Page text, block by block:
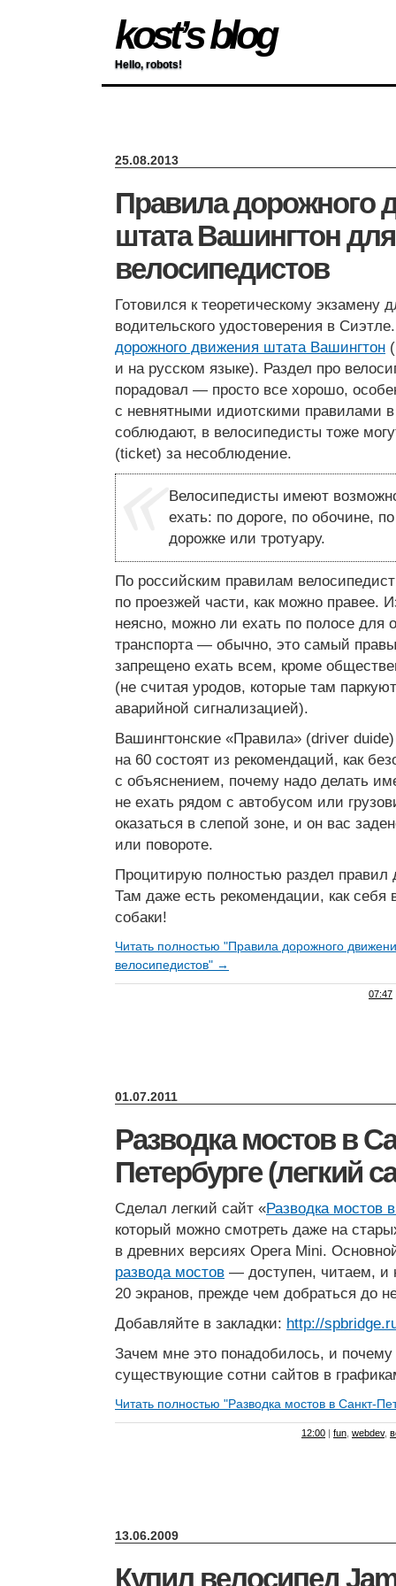
kost’s blog
Hello, robots!
25.08.2013
Правила дорожного
штата Вашингтон для
велосипедистов
Готовился к теоретическому экзамену
водительского удостоверения в
дорожного движения штата Вашингтон
и на русском языке). Раздел про
порадовал — просто все хорошо,
с невнятными идиотскими правилами
соблюдают, в велосипедисты тоже
(ticket) за несоблюдение.
Велосипедисты имеют
ехать: по дороге, по обочине,
дорожке или тротуару.
По российским правилам
по проезжей части, как можно правее.
неясно, можно ли ехать по полосе для
транспорта — обычно, это самый
запрещено ехать всем, кроме
(не считая уродов, которые там
аварийной сигнализацией).
Вашингтонские «Правила» (driver
на 60 состоят из рекомендаций, как
с объяснением, почему надо делать
не ехать рядом с автобусом или
оказаться в слепой зоне, и он вас
или повороте.
Процитирую полностью раздел правил
Там даже есть рекомендации, как себя
собаки!
Читать полностью "Правила дорожного
велосипедистов" →
07:47
01.07.2011
Разводка мостов в
Петербурге (легкий
Сделал легкий сайт «Разводка мостов
который можно смотреть даже на
в древних версиях Opera Mini.
развода мостов — доступен, читаем, и
20 экранов, прежде чем добраться до
Добавляйте в закладки: http://
Зачем мне это понадобилось, и
существующие сотни сайтов в
Читать полностью "Разводка мостов в Санкт-
12:00 | fun webdev,
13.06.2009
Купил велосипед